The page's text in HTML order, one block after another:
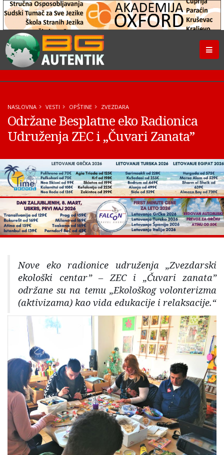
NASLOVNA VESTI OPŠTINE ZVEZDARA
Održane Besplatne eko Radionica
Udruženja ZEC i „Čuvari Zanata”
Nove eko radionice udruženja „Zvezdarski
ekološki centar” – ZEC i „Čuvari zanata”
održane su na temu „Ekološkog volonterizma
(aktivizama) kao vida edukacije i relaksacije.“